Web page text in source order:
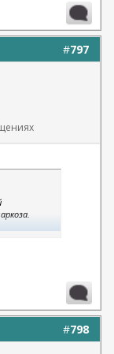
360 +
К.В.
#797
#798